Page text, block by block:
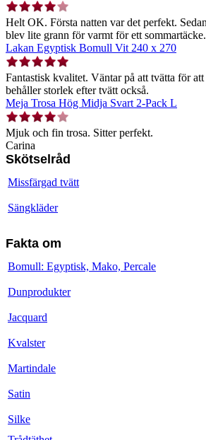
Helt OK. Första natten var det perfekt.
blev lite grann för varmt för ett
Lakan Egyptisk Bomull Vit 240 x 270
Fantastisk kvalitet. Väntar på att tvätta för att
behåller storlek efter tvätt också.
Meja Trosa Hög Midja Svart 2-Pack L
Mjuk och fin trosa. Sitter perfekt.
Carina
Skötselråd
Missfärgad tvätt
Sängkläder
Fakta om
Bomull: Egyptisk, Mako, Percale
Dunprodukter
Jacquard
Kvalster
Martindale
Satin
Silke